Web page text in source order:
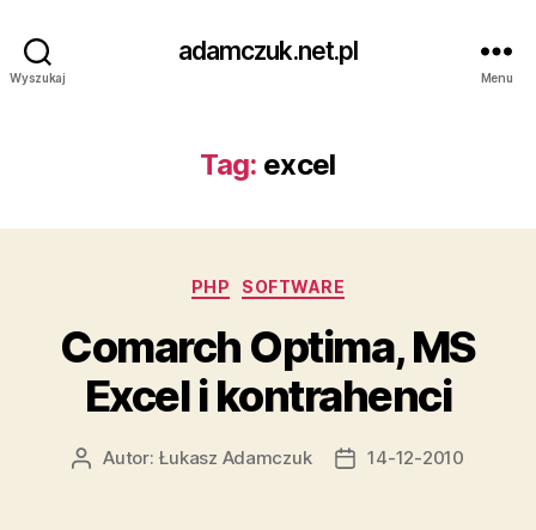
Wyszukaj
adamczuk.net.pl
Menu
Tag: excel
Kategorie
PHP SOFTWARE
Comarch Optima, MS
Excel i kontrahenci
AutorAutor: Łukasz Adamczuk
Data14-12-2010